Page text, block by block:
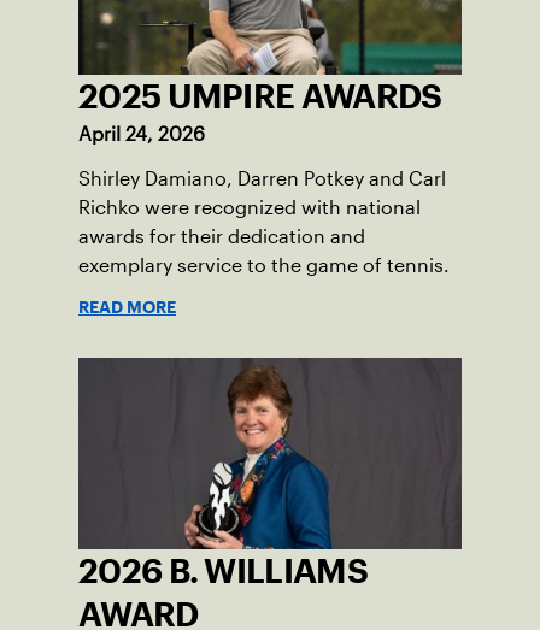
2025 UMPIRE AWARDS
April 24, 2026
Shirley Damiano, Darren Potkey and Carl
Richko were recognized with national
awards for their dedication and
exemplary service to the game of tennis.
READ MORE
2026 B. WILLIAMS
AWARD